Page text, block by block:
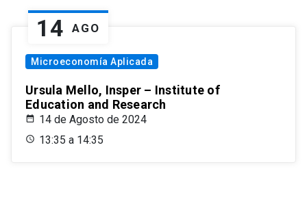
14 AGO
Microeconomía Aplicada
Ursula Mello, Insper – Institute of
Education and Research
14 de Agosto de 2024
13:35 a 14:35